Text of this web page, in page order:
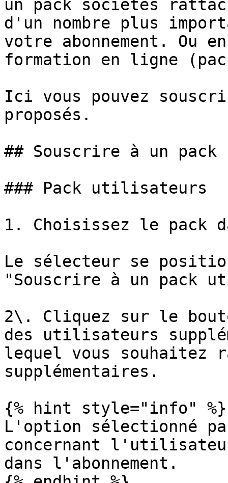
un pack sociétés
d'un nombre plus
votre abonnement. Ou
formation en ligne
Ici vous pouvez
proposés.
## Souscrire à un pack
### Pack utilisateurs
1. Choisissez le pack
Le sélecteur se
"Souscrire à un pack
2\. Cliquez sur le
des utilisateurs
lequel vous
supplémentaires.
{% hint style="info" %}
L'option sélectionné
concernant
dans l'abonnement.